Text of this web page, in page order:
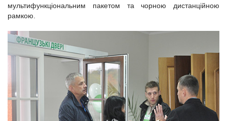
мультифункціональним пакетом та чорною дистанційною
рамкою.